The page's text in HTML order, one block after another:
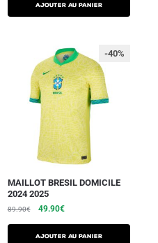
AJOUTER AU PANIER
-40%
MAILLOT BRESIL DOMICILE
2024 2025
89.90€ 49.90€
AJOUTER AU PANIER